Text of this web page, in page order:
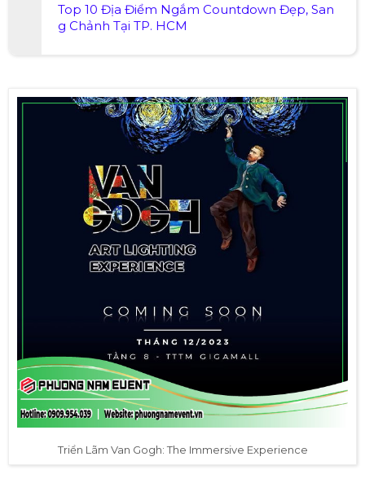
Top 10 Địa Điểm Ngắm Countdown Đẹp, San
g Chảnh Tại TP. HCM
Triển Lãm Van Gogh: The Immersive Experience